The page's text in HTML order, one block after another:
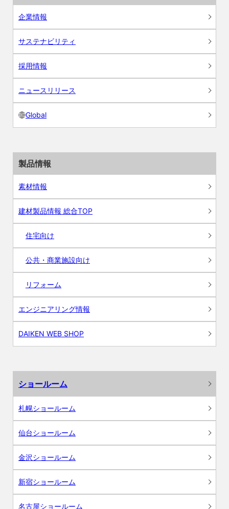
企業情報
サステナビリティ
採用情報
ニュースリリース
Global
製品情報
素材情報
建材製品情報 総合TOP
住宅向け
公共・商業施設向け
リフォーム
エンジニアリング情報
DAIKEN WEB SHOP
ショールーム
札幌ショールーム
仙台ショールーム
金沢ショールーム
新宿ショールーム
名古屋ショールーム